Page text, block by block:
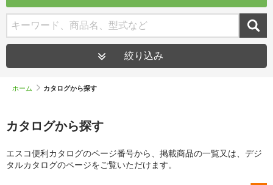
絞り込み
ホーム カタログから探す
カタログから探す
エスコ便利カタログのページ番号から、掲載商品の一覧又は、デジ
タルカタログのページをご覧いただけます。